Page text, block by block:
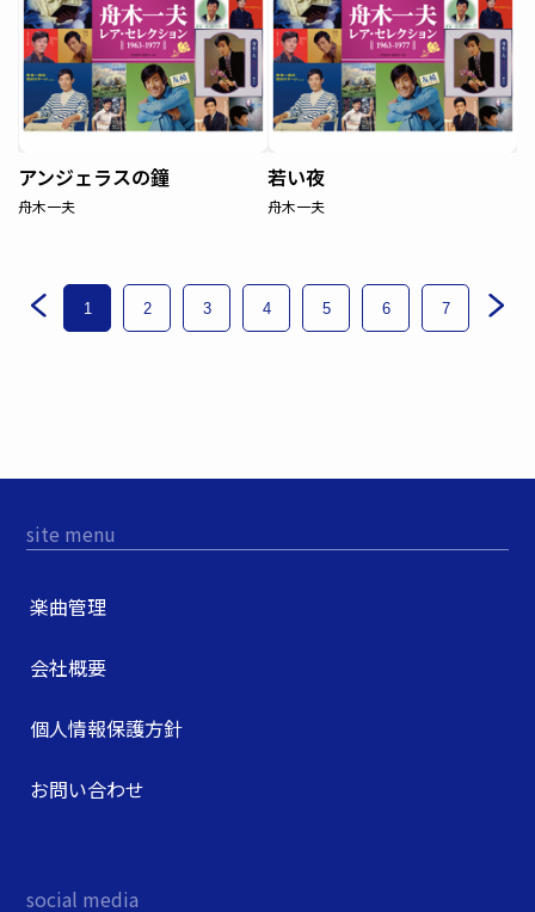
アンジェラスの鐘
舟木一夫
若い夜
舟木一夫
1 2 3 4 5 6 7 8
site menu
楽曲管理
会社概要
個人情報保護方針
お問い合わせ
social media